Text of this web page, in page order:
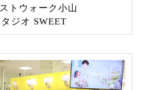
トウォーク小山
ジオ SWEET